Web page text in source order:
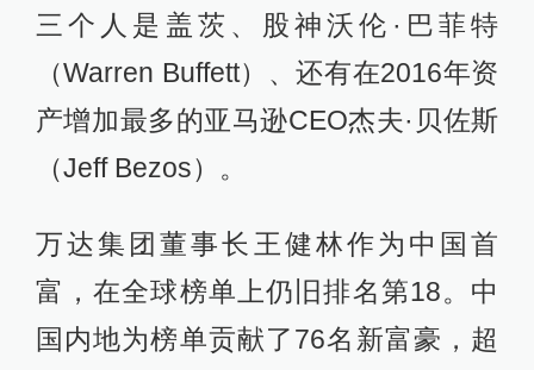
三个人是盖茨、股神沃伦·巴菲特
（Warren Buffett）、还有在2016年资
产增加最多的亚马逊CEO杰夫·贝佐斯
（Jeff Bezos）。
万达集团董事长王健林作为中国首
富，在全球榜单上仍旧排名第18。中
国内地为榜单贡献了76名新富豪，超